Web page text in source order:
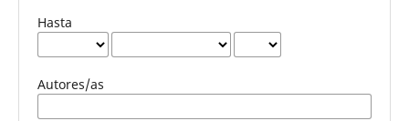
Hasta
Autores/as